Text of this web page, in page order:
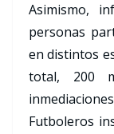
Asimismo,
personas
en distintos
total, 200
Futboleros